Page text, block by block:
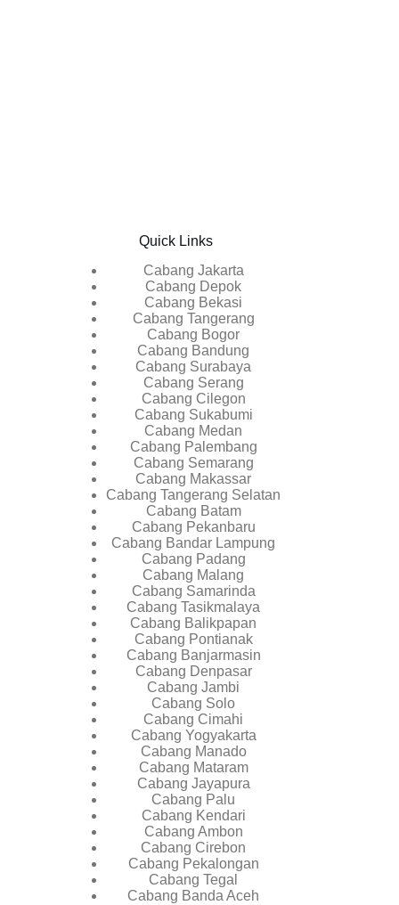
Quick Links
Cabang Jakarta
Cabang Depok
Cabang Bekasi
Cabang Tangerang
Cabang Bogor
Cabang Bandung
Cabang Surabaya
Cabang Serang
Cabang Cilegon
Cabang Sukabumi
Cabang Medan
Cabang Palembang
Cabang Semarang
Cabang Makassar
Cabang Tangerang Selatan
Cabang Batam
Cabang Pekanbaru
Cabang Bandar Lampung
Cabang Padang
Cabang Malang
Cabang Samarinda
Cabang Tasikmalaya
Cabang Balikpapan
Cabang Pontianak
Cabang Banjarmasin
Cabang Denpasar
Cabang Jambi
Cabang Solo
Cabang Cimahi
Cabang Yogyakarta
Cabang Manado
Cabang Mataram
Cabang Jayapura
Cabang Palu
Cabang Kendari
Cabang Ambon
Cabang Cirebon
Cabang Pekalongan
Cabang Tegal
Cabang Banda Aceh